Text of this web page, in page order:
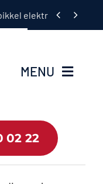
elektrische fietsen
 
MENU
02 22